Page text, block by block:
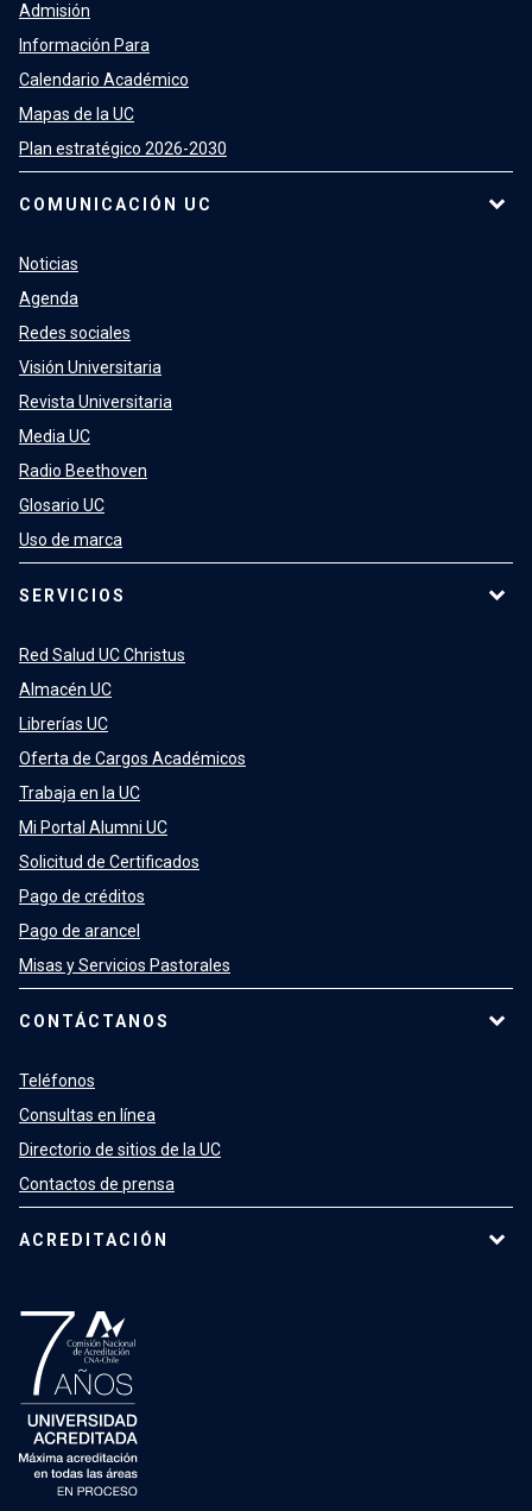
Admisión
Información Para
Calendario Académico
Mapas de la UC
Plan estratégico 2026-2030
COMUNICACIÓN UC
Noticias
Agenda
Redes sociales
Visión Universitaria
Revista Universitaria
Media UC
Radio Beethoven
Glosario UC
Uso de marca
SERVICIOS
Red Salud UC Christus
Almacén UC
Librerías UC
Oferta de Cargos Académicos
Trabaja en la UC
Mi Portal Alumni UC
Solicitud de Certificados
Pago de créditos
Pago de arancel
Misas y Servicios Pastorales
CONTÁCTANOS
Teléfonos
Consultas en línea
Directorio de sitios de la UC
Contactos de prensa
ACREDITACIÓN